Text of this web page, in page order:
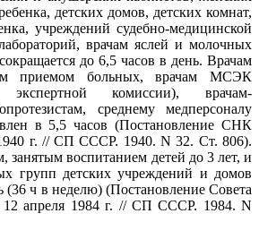
детских домов, детских комнат,
учреждений судебно-медицинской
врачам яслей и молочных
до 6,5 часов в день. Врачам
приемом больных, врачам МСЭК
экспертной комиссии), врачам-
среднему медперсоналу
в 5,5 часов (Постановление СНК
г. // СП СССР. 1940. N 32. Ст. 806).
занятым воспитанием детей до 3 лет, и
групп детских учреждений и домов
(36 ч в неделю) (Постановление Совета
апреля 1984 г. // СП СССР. 1984. N